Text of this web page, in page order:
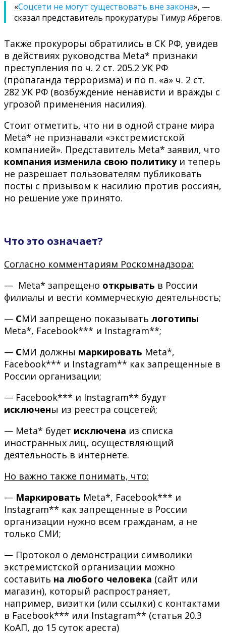
«Соцсети не могут существовать вне закона», —
сказал представитель прокуратуры Тимур Абрегов.
Также прокуроры обратились в СК РФ, увидев
в действиях руководства Meta* признаки
преступления по ч. 2 ст. 205.2 УК РФ
(пропаганда терроризма) и по п. «а» ч. 2 ст.
282 УК РФ (возбуждение ненависти и вражды с
угрозой применения насилия).
Стоит отметить, что ни в одной стране мира
Meta* не признавали «экстремистской
компанией». Представитель Meta* заявил, что
компания изменила свою политикуи теперь
не разрешает пользователям публиковать
посты с призывом к насилию против россиян,
но решение уже принято.
Что это означает?
Согласно комментариям Роскомнадзора:
— Meta* запрещено открывать в России
филиалы и вести коммерческую деятельность;
— СМИ запрещено показывать логотипы
Meta*, Facebook*** и Instagram**;
— СМИ должны маркировать Meta*,
Facebook*** и Instagram** как запрещенные в
России организации;
— Facebook*** и Instagram** будут
исключены из реестра соцсетей;
— Meta* будет исключена из списка
иностранных лиц, осуществляющий
деятельность в интернете.
Но важно также понимать, что:
— Маркировать Meta*, Facebook*** и
Instagram** как запрещенные в России
организации нужно всем гражданам, а не
только СМИ;
— Протокол о демонстрации символики
экстремистской организации можно
составить на любого человека (сайт или
магазин), который распространяет,
например, визитки (или ссылки) с контактами
в Facebook*** или Instagram** (статья 20.3
КоАП, до 15 суток ареста)